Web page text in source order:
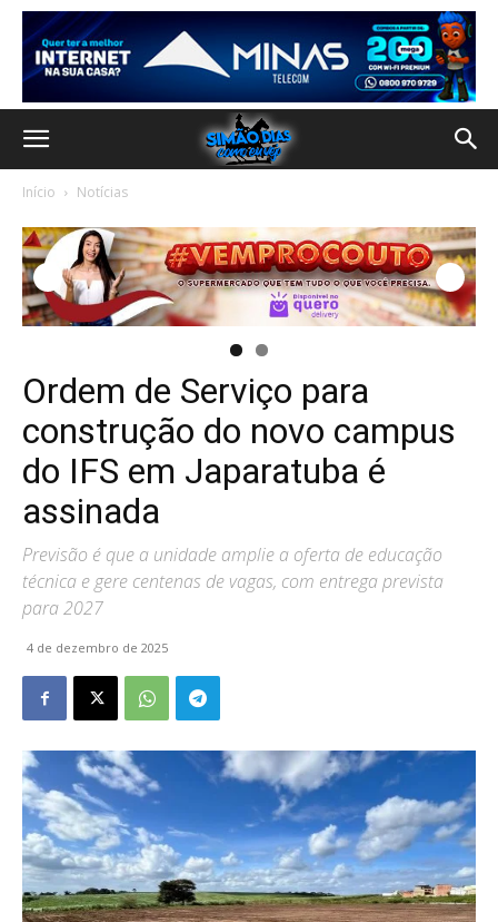
Início Notícias
Ordem de Serviço para
construção do novo campus
do IFS em Japaratuba é
assinada
Previsão é que a unidade amplie a oferta de educação
técnica e gere centenas de vagas, com entrega prevista
para 2027
4 de dezembro de 2025